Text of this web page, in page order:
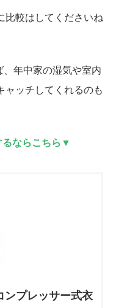
比較はしてくださいね
年中家の湿気や室内
ャッチしてくれるのも
るならこちら▼
プレッサー式衣